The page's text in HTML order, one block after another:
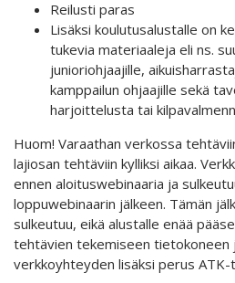
Reilusti paras
Lisäksi koulutusalustalle on
tukevia materiaaleja eli ns.
junioriohjaajille,
kamppailun ohjaajille sekä
harjoittelusta tai
Huom! Varaathan verkossa
lajiosan tehtäviin kylliksi aikaa.
ennen aloituswebinaaria ja
loppuwebinaarin jälkeen. Tämän
sulkeutuu, eikä alustalle enää
tehtävien tekemiseen tietokoneen
verkkoyhteyden lisäksi perus ATK-